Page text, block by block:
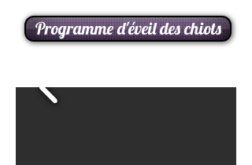
Programme d'éveil des chiots